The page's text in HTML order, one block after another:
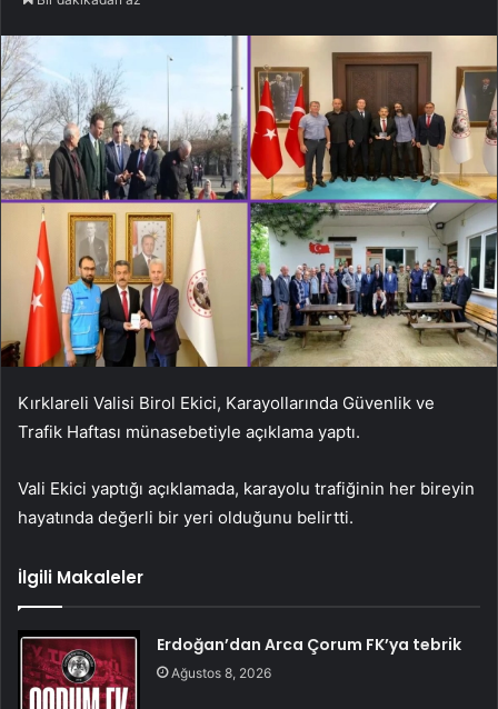
Kırklareli Valisi Birol Ekici, Karayollarında Güvenlik ve
Trafik Haftası münasebetiyle açıklama yaptı.
Vali Ekici yaptığı açıklamada, karayolu trafiğinin her bireyin
hayatında değerli bir yeri olduğunu belirtti.
İlgili Makaleler
Erdoğan’dan Arca Çorum FK’ya tebrik
Ağustos 8, 2026